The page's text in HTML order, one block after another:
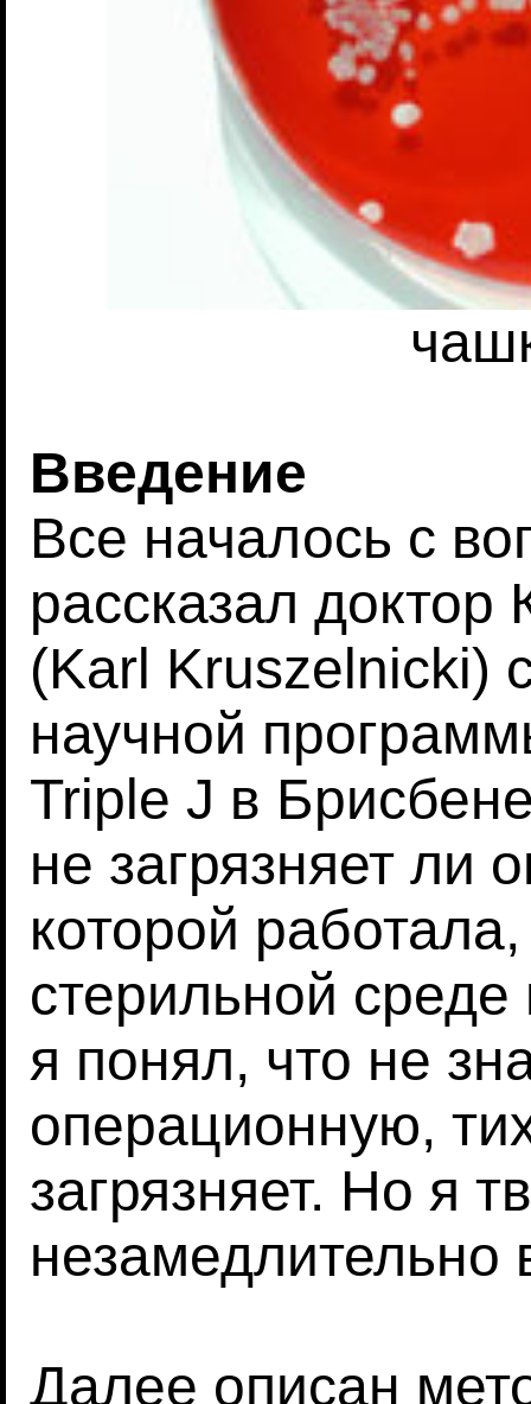
Введение
Все началось с
рассказал
(Karl Kruszelnicki)
научной
Triple J в
не загрязняет ли
которой
стерильной
я понял, что не
операционную,
загрязняет. Но я
незамедлительно
Далее описан